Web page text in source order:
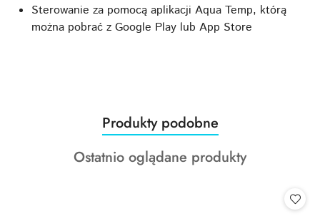
Sterowanie za pomocą aplikacji Aqua Temp, którą
można pobrać z Google Play lub App Store
Pomiń karuzelę produktów
Produkty
o
statusie:
Produkty podobne
Produkty
Ostatnio oglądane produkty